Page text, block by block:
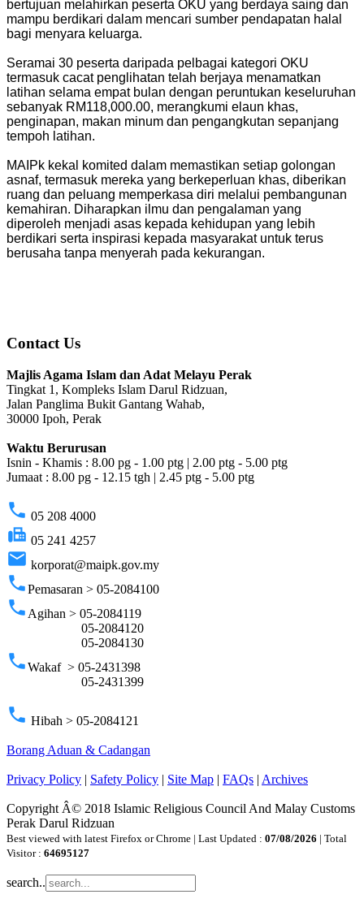
bertujuan melahirkan peserta OKU yang berdaya saing dan
mampu berdikari dalam mencari sumber pendapatan halal
bagi menyara keluarga.
Seramai 30 peserta daripada pelbagai kategori OKU
termasuk cacat penglihatan telah berjaya menamatkan
latihan selama empat bulan dengan peruntukan keseluruhan
sebanyak RM118,000.00, merangkumi elaun khas,
penginapan, makan minum dan pengangkutan sepanjang
tempoh latihan.
MAIPk kekal komited dalam memastikan setiap golongan
asnaf, termasuk mereka yang berkeperluan khas, diberikan
ruang dan peluang memperkasa diri melalui pembangunan
kemahiran. Diharapkan ilmu dan pengalaman yang
diperoleh menjadi asas kepada kehidupan yang lebih
berdikari serta inspirasi kepada masyarakat untuk terus
berusaha tanpa menyerah pada kekurangan.
Contact Us
Majlis Agama Islam dan Adat Melayu Perak
Tingkat 1, Kompleks Islam Darul Ridzuan,
Jalan Panglima Bukit Gantang Wahab,
30000 Ipoh, Perak
Waktu Berurusan
Isnin - Khamis : 8.00 pg - 1.00 ptg | 2.00 ptg - 5.00 ptg
Jumaat : 8.00 pg - 12.15 tgh | 2.45 ptg - 5.00 ptg
phone 05 208 4000
fax 05 241 4257
email korporat@maipk.gov.my
phonePemasaran > 05-2084100
phone Agihan > 05-2084119
05-2084120
05-2084130
phoneWakaf > 05-2431398
05-2431399
phone Hibah > 05-2084121
Borang Aduan & Cadangan
Privacy Policy | Safety Policy | Site Map | FAQs | Archives
Copyright Â© 2018 Islamic Religious Council And Malay Customs
Perak Darul Ridzuan
Best viewed with latest Firefox or Chrome | Last Updated : 07/08/2026 | Total
Visitor : 64695127
search..